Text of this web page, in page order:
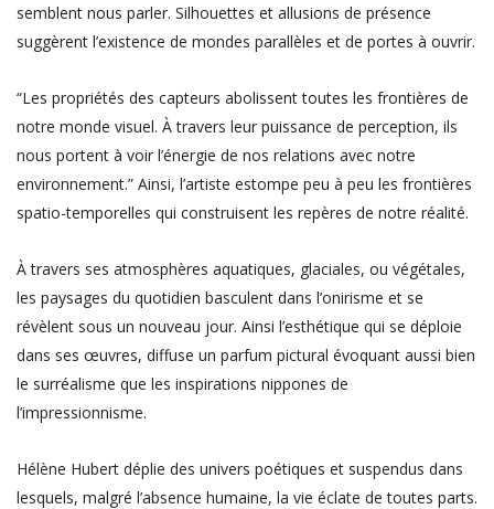
semblent nous parler. Silhouettes et allusions de présence
suggèrent l’existence de mondes parallèles et de portes à ouvrir.
“Les propriétés des capteurs abolissent toutes les frontières de
notre monde visuel. À travers leur puissance de perception, ils
nous portent à voir l’énergie de nos relations avec notre
environnement.” Ainsi, l’artiste estompe peu à peu les frontières
spatio-temporelles qui construisent les repères de notre réalité.
À travers ses atmosphères aquatiques, glaciales, ou végétales,
les paysages du quotidien basculent dans l’onirisme et se
révèlent sous un nouveau jour. Ainsi l’esthétique qui se déploie
dans ses œuvres, diffuse un parfum pictural évoquant aussi bien
le surréalisme que les inspirations nippones de
l’impressionnisme.
Hélène Hubert déplie des univers poétiques et suspendus dans
lesquels, malgré l’absence humaine, la vie éclate de toutes parts.